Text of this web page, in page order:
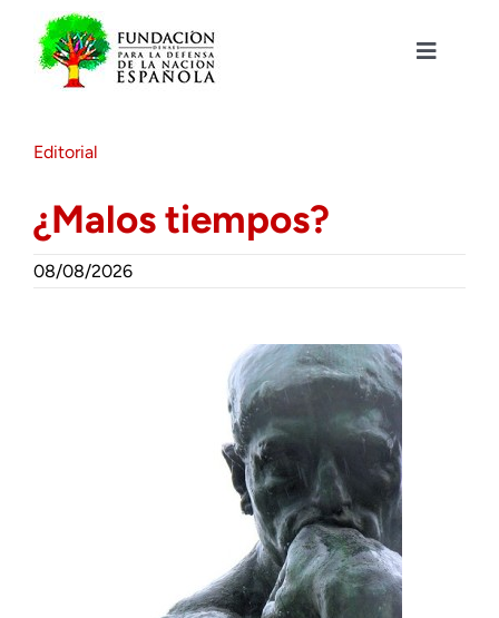
contenido
Toggle
Actualidad
Editorial
¿Malos tiempos?
08/08/2026